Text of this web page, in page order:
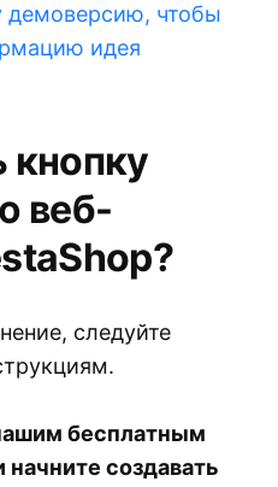
демоверсию, чтобы
идея
кнопку
веб-
следуйте
бесплатным
создавать